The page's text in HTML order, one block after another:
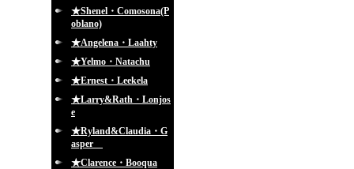
★Shenel・Comosona(P
oblano)
★Angelena・Laahty
★Yelmo・Natachu
★Ernest・Leekela
★Larry&Rath・Lonjos
e
★Ryland&Claudia・G
asper
★Clarence・Booqua